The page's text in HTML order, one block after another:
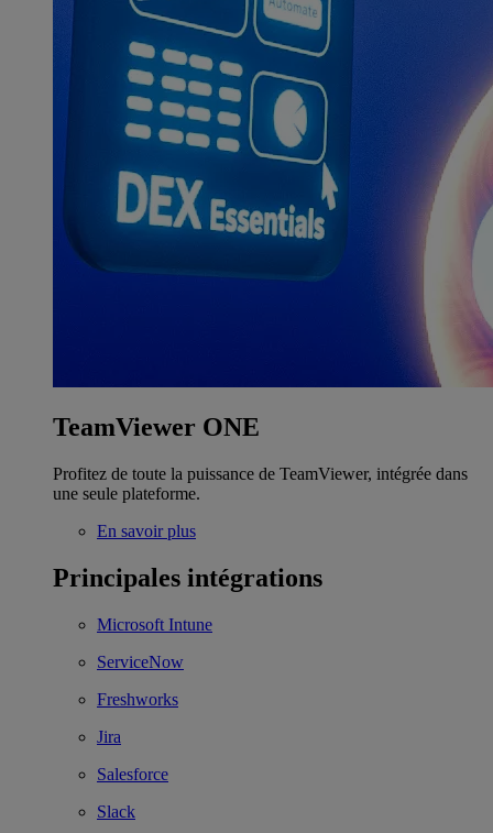
TeamViewer ONE
Profitez de toute la puissance de TeamViewer, intégrée dans
une seule plateforme.
En savoir plus
Principales intégrations
Microsoft Intune
ServiceNow
Freshworks
Jira
Salesforce
Slack